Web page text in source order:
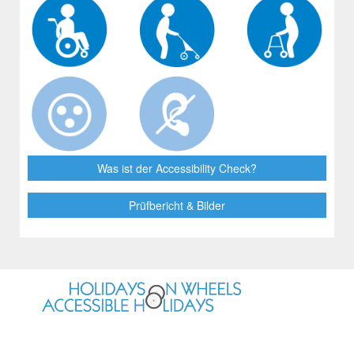
Was ist der Accessibility Check?
Prüfbericht & Bilder